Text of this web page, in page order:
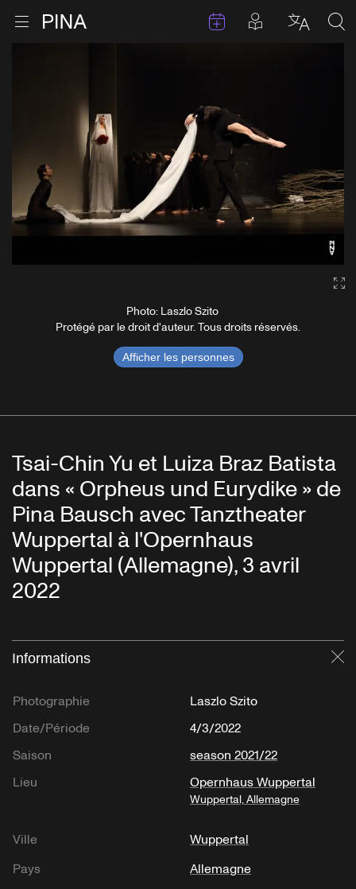
Ouvrir le menu Retour à la page d'accueil Évenements
Articles en
Photo: Laszlo Szito
Protégé par le droit d'auteur. Tous droits réservés.
Afficher les personnes
Tsai-Chin Yu et Luiza Braz Batista
dans « Orpheus und Eurydike » de
Pina Bausch avec Tanztheater
Wuppertal à l'Opernhaus
Wuppertal (Allemagne), 3 avril
2022
Informations
Photographie
Laszlo Szito
Date/Période
4/3/2022
Saison
season 2021/22
Lieu
Opernhaus Wuppertal
Wuppertal, Allemagne
Ville
Wuppertal
Pays
Allemagne